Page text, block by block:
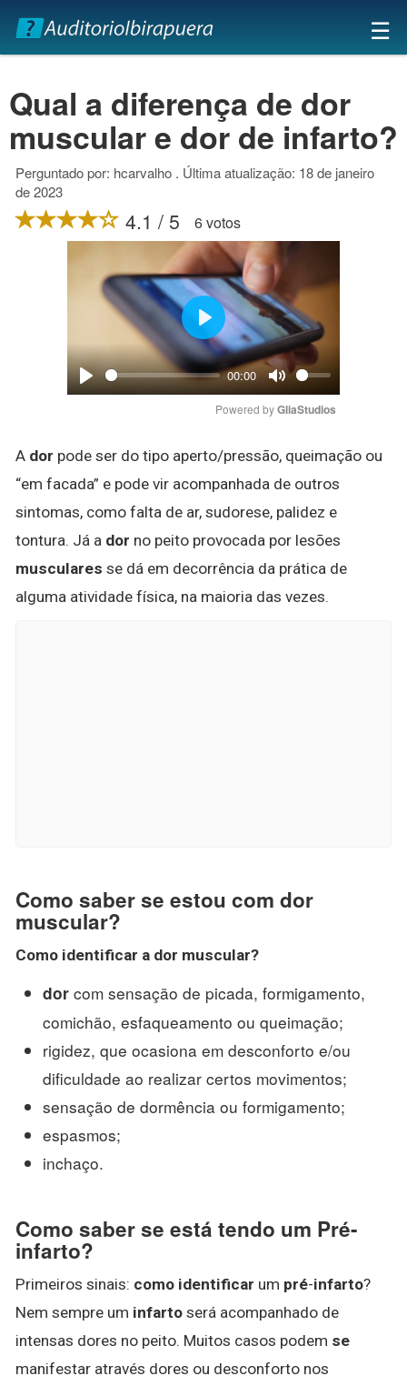
×
☰
Qual a diferença de dor
muscular e dor de infarto?
Perguntado por: hcarvalho . Última atualização: 18 de janeiro
de 2023
4.1 / 5 6 votos
Play
00:00
Mute
Play
Powered by GliaStudios
A dor pode ser do tipo aperto/pressão, queimação ou
“em facada” e pode vir acompanhada de outros
sintomas, como falta de ar, sudorese, palidez e
tontura. Já a dor no peito provocada por lesões
musculares se dá em decorrência da prática de
alguma atividade física, na maioria das vezes.
Como saber se estou com dor
muscular?
Como identificar a dor muscular?
dor com sensação de picada, formigamento,
comichão, esfaqueamento ou queimação;
rigidez, que ocasiona em desconforto e/ou
dificuldade ao realizar certos movimentos;
sensação de dormência ou formigamento;
espasmos;
inchaço.
Como saber se está tendo um Pré-
infarto?
Primeiros sinais: como identificar um pré-infarto?
Nem sempre um infarto será acompanhado de
intensas dores no peito. Muitos casos podem se
manifestar através dores ou desconforto nos